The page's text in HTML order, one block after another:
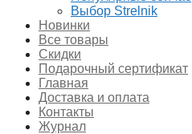
Выбор Strelnik
Новинки
Все товары
Скидки
Подарочный сертификат
Главная
Доставка и оплата
Контакты
Журнал